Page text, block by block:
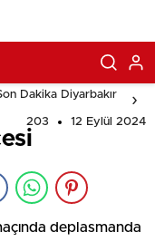
Dakika Diyarbakır
203 12 Eylül 2024
deplasmanda